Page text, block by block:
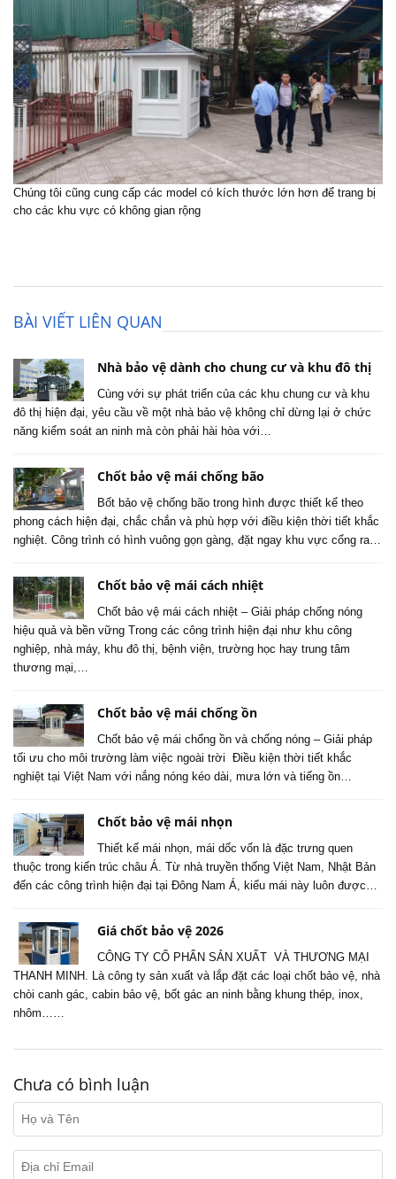
Chúng tôi cũng cung cấp các model có kích thước lớn hơn để trang bị
cho các khu vực có không gian rộng
BÀI VIẾT LIÊN QUAN
Nhà bảo vệ dành cho chung cư và khu đô thị
Cùng với sự phát triển của các khu chung cư và khu
đô thị hiện đại, yêu cầu về một nhà bảo vệ không chỉ dừng lại ở chức
năng kiểm soát an ninh mà còn phải hài hòa với…
Chốt bảo vệ mái chống bão
Bốt bảo vệ chống bão trong hình được thiết kế theo
phong cách hiện đại, chắc chắn và phù hợp với điều kiện thời tiết khắc
nghiệt. Công trình có hình vuông gọn gàng, đặt ngay khu vực cổng ra…
Chốt bảo vệ mái cách nhiệt
Chốt bảo vệ mái cách nhiệt – Giải pháp chống nóng
hiệu quả và bền vững Trong các công trình hiện đại như khu công
nghiệp, nhà máy, khu đô thị, bệnh viện, trường học hay trung tâm
thương mại,…
Chốt bảo vệ mái chống ồn
Chốt bảo vệ mái chống ồn và chống nóng – Giải pháp
tối ưu cho môi trường làm việc ngoài trời Điều kiện thời tiết khắc
nghiệt tại Việt Nam với nắng nóng kéo dài, mưa lớn và tiếng ồn…
Chốt bảo vệ mái nhọn
Thiết kế mái nhọn, mái dốc vốn là đặc trưng quen
thuộc trong kiến trúc châu Á. Từ nhà truyền thống Việt Nam, Nhật Bản
đến các công trình hiện đại tại Đông Nam Á, kiểu mái này luôn được…
Giá chốt bảo vệ 2026
CÔNG TY CỔ PHẨN SẢN XUẤT VÀ THƯƠNG MẠI
THANH MINH. Là công ty sản xuất và lắp đặt các loại chốt bảo vệ, nhà
chòi canh gác, cabin bảo vệ, bốt gác an ninh bằng khung thép, inox,
nhôm……
Chưa có bình luận